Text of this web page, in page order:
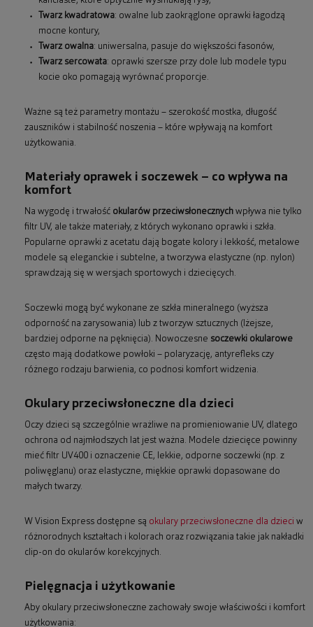
Twarz kwadratowa: owalne lub zaokrąglone oprawki łagodzą
mocne kontury,
Twarz owalna: uniwersalna, pasuje do większości fasonów,
Twarz sercowata: oprawki szersze przy dole lub modele typu
kocie oko pomagają wyrównać proporcje.
Ważne są też parametry montażu – szerokość mostka, długość
zauszników i stabilność noszenia – które wpływają na komfort
użytkowania.
Materiały oprawek i soczewek – co wpływa na
komfort
Na wygodę i trwałość okularów przeciwsłonecznych wpływa nie tylko
filtr UV, ale także materiały, z których wykonano oprawki i szkła.
Popularne oprawki z acetatu dają bogate kolory i lekkość, metalowe
modele są eleganckie i subtelne, a tworzywa elastyczne (np. nylon)
sprawdzają się w wersjach sportowych i dziecięcych.
Soczewki mogą być wykonane ze szkła mineralnego (wyższa
odporność na zarysowania) lub z tworzyw sztucznych (lżejsze,
bardziej odporne na pęknięcia). Nowoczesne soczewki okularowe
często mają dodatkowe powłoki – polaryzację, antyrefleks czy
różnego rodzaju barwienia, co podnosi komfort widzenia.
Okulary przeciwsłoneczne dla dzieci
Oczy dzieci są szczególnie wrażliwe na promieniowanie UV, dlatego
ochrona od najmłodszych lat jest ważna. Modele dziecięce powinny
mieć filtr UV400 i oznaczenie CE, lekkie, odporne soczewki (np. z
poliwęglanu) oraz elastyczne, miękkie oprawki dopasowane do
małych twarzy.
W Vision Express dostępne są okulary przeciwsłoneczne dla dzieci w
różnorodnych kształtach i kolorach oraz rozwiązania takie jak nakładki
clip-on do okularów korekcyjnych.
Pielęgnacja i użytkowanie
Aby okulary przeciwsłoneczne zachowały swoje właściwości i komfort
użytkowania: